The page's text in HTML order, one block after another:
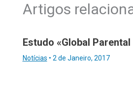
Artigos
Estudo «Global Parental
Notícias • 2 de Janeiro, 2017